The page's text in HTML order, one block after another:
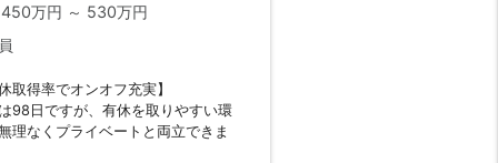
万円 ～ 530万円
取得率でオンオフ充実】
98日ですが、有休を取りやすい環
理なくプライベートと両立できま